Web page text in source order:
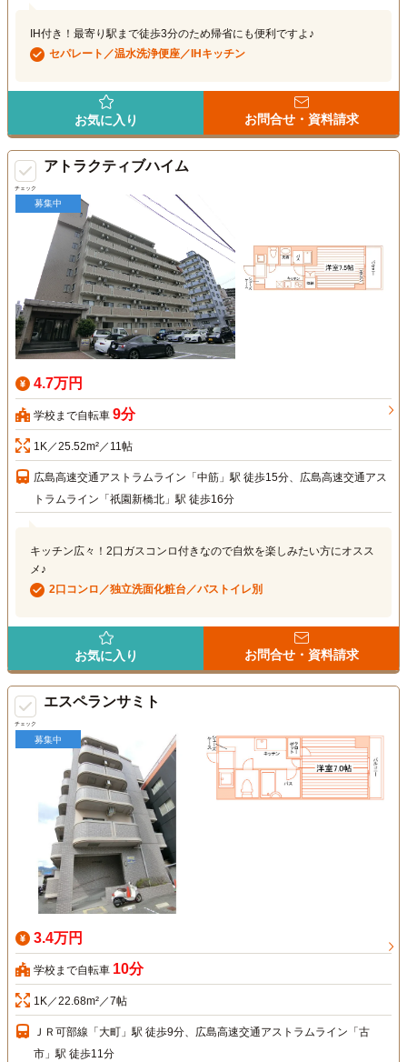
IH付き！最寄り駅まで徒歩3分のため帰省にも便利ですよ♪
セパレート／温水洗浄便座／IHキッチン
お気に入り お問合せ・資料請求
チェック
アトラクティブハイム
募集中
4.7万円
学校まで自転車 9分
1K／25.52m²／11帖
広島高速交通アストラムライン「中筋」駅 徒歩15分、広島高速交通アス
トラムライン「祇園新橋北」駅 徒歩16分
キッチン広々！2口ガスコンロ付きなので自炊を楽しみたい方にオスス
メ♪
2口コンロ／独立洗面化粧台／バストイレ別
お気に入り お問合せ・資料請求
チェック
エスペランサミト
募集中
3.4万円
学校まで自転車 10分
1K／22.68m²／7帖
ＪＲ可部線「大町」駅 徒歩9分、広島高速交通アストラムライン「古
市」駅 徒歩11分